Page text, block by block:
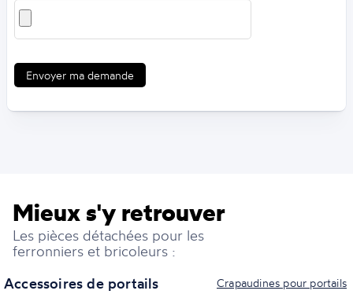
Envoyer ma demande
Mieux s'y retrouver
Les pièces détachées pour les
ferronniers et bricoleurs :
Accessoires de portails
Crapaudines pour portails